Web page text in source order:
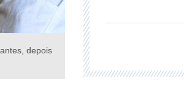
depois